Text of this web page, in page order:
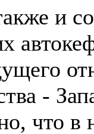
и
-
что в